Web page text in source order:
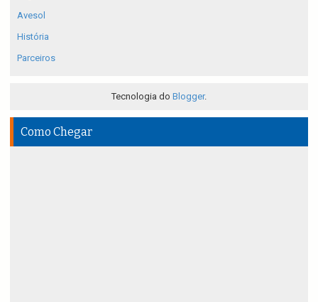
Avesol
História
Parceiros
Tecnologia do Blogger.
Como Chegar